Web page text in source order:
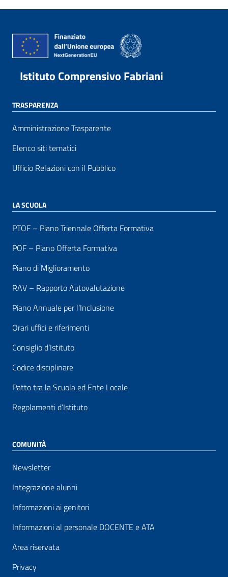
Istituto Comprensivo Fabriani
TRASPARENZA
Amministrazione Trasparente
Elenco siti tematici
Ufficio Relazioni con il Pubblico
LA SCUOLA
PTOF – Piano Triennale Offerta Formativa
POF – Piano Offerta Formativa
Piano di Miglioramento
RAV – Rapporto Autovalutazione
Piano Annuale per l’Inclusione
Orari uffici e riferimenti
Consiglio d’Istituto
Codice disciplinare
Patto tra la Scuola ed Ente Locale
Regolamenti d’Istituto
COMUNITÀ
Newsletter
Integrazione alunni
Informazioni ai genitori
Informazioni al personale DOCENTE e ATA
Area riservata
Privacy